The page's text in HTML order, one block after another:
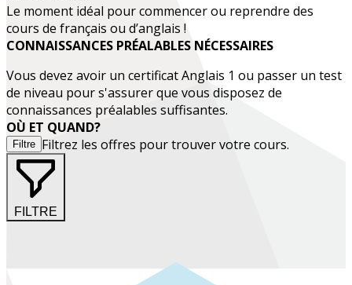
Le moment idéal pour commencer ou reprendre des
cours de français ou d’anglais !
CONNAISSANCES PRÉALABLES NÉCESSAIRES
Vous devez avoir un certificatAnglais 1 ou passer un test
de niveau pour s'assurer que vous disposez de
connaissances préalables suffisantes.
OÙ ET QUAND?
Filtre Filtrez les offres pour trouver votre cours.
FILTRE